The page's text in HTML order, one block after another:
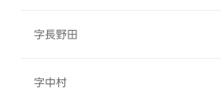
字長野田
字中村